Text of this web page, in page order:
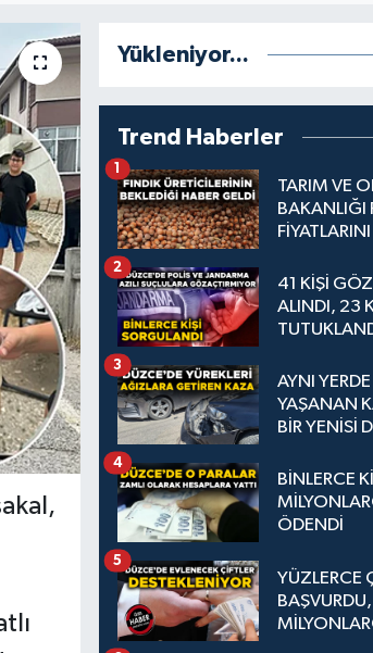
Yükleniyor...
Trend Haberler
TARIM VE
BAKANLIĞI
1
41 KİŞİ
ALINDI, 23
2
AYNI YERDE
YAŞANAN
BİR YENİSİ
3
BİNLERCE
ÖDENDİ
4
YÜZLERCE
BAŞVURDU,
5